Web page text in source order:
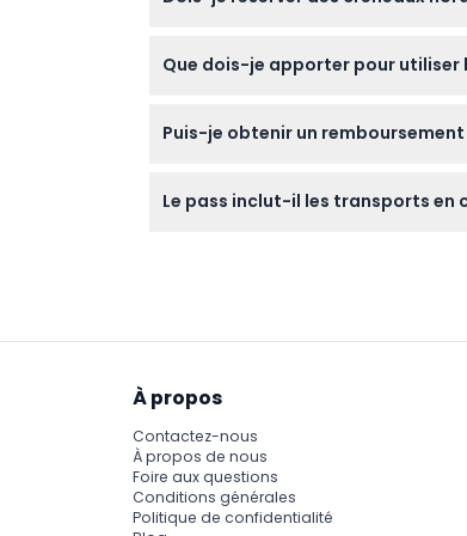
réserver en ligne lors de l’échange
Que dois-je apporter pour utiliser
Puis-je obtenir un
d’acheter.
Le pass inclut-il les transports en
À propos
Contactez-nous
À propos de nous
Foire aux questions
Conditions générales
Politique de confidentialité